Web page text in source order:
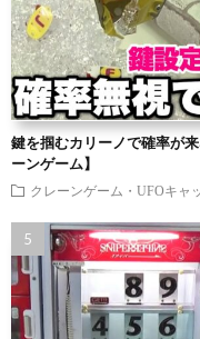
鍵を掴むカリーノで確率が
ーンゲーム】
クレーンゲーム・UFOキャ